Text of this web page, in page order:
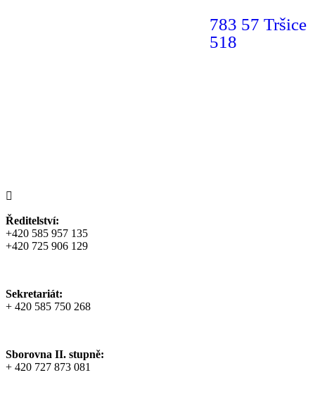
783 57 Tršice
518
Ředitelství:
+420 585 957 135
+420 725 906 129
Sekretariát:
+ 420 585 750 268
Sborovna II. stupně:
+ 420 727 873 081